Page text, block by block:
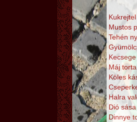
Mustos
Tehén
Máj torta
Köles
Halra
Dió sása
Dinnye